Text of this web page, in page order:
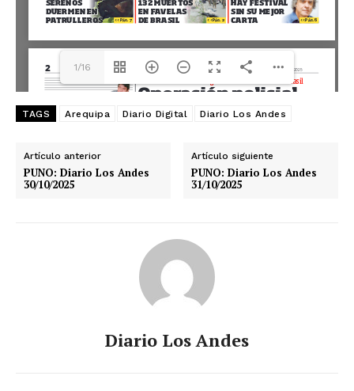
1/16
TAGS Arequipa Diario Digital Diario Los Andes
Artículo anterior
PUNO: Diario Los Andes
30/10/2025
Artículo siguiente
PUNO: Diario Los Andes
31/10/2025
Diario Los Andes